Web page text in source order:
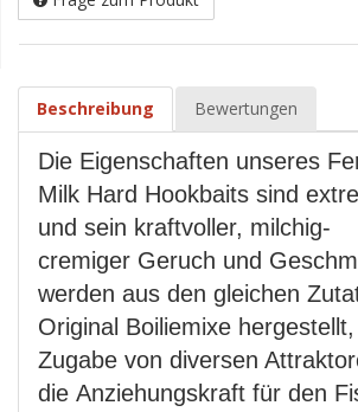
Beschreibung Bewertungen
Die Eigenschaften unseres
Milk Hard Hookbaits sind
und sein kraftvoller, milchig-
cremiger Geruch und
werden aus den gleichen
Original Boiliemixe
Zugabe von diversen
die Anziehungskraft für den